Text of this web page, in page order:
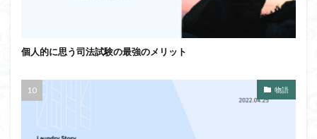
個人的に思う司法試験の最強のメリット
物語